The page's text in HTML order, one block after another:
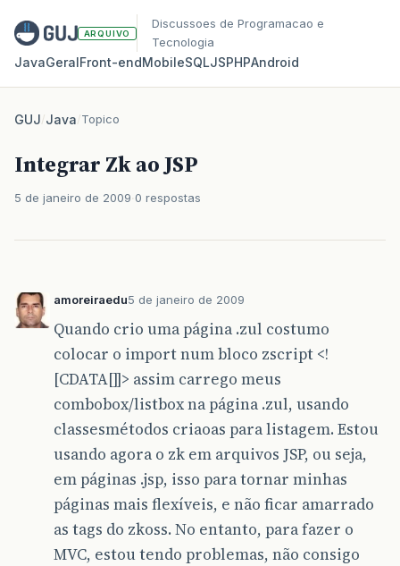
ARQUIVO
Discussoes de Programacao e
Tecnologia
JavaGeralFront‑endMobileSQLJSPHPAndroid
GUJ/Java/Topico
Integrar Zk ao JSP
5 de janeiro de 2009 0 respostas
amoreiraedu5 de janeiro de 2009
Quando crio uma página .zul costumo
colocar o import num bloco zscript <!
[CDATA[]]> assim carrego meus
combobox/listbox na página .zul, usando
classesmétodos criaoas para listagem. Estou
usando agora o zk em arquivos JSP, ou seja,
em páginas .jsp, isso para tornar minhas
páginas mais flexíveis, e não ficar amarrado
as tags do zkoss. No entanto, para fazer o
MVC, estou tendo problemas, não consigo